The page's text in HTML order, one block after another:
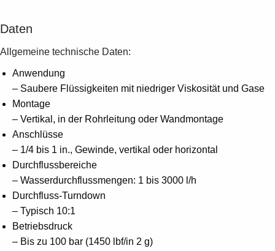
Daten
Allgemeine technische Daten:
Anwendung
– Saubere Flüssigkeiten mit niedriger Viskosität und Gase
Montage
– Vertikal, in der Rohrleitung oder Wandmontage
Anschlüsse
– 1/4 bis 1 in., Gewinde, vertikal oder horizontal
Durchflussbereiche
– Wasserdurchflussmengen: 1 bis 3000 l/h
Durchfluss-Turndown
– Typisch 10:1
Betriebsdruck
– Bis zu 100 bar (1450 lbf/in 2 g)